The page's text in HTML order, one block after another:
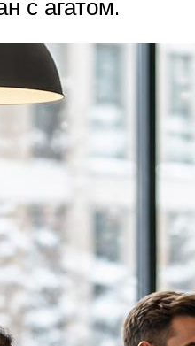
с агатом.